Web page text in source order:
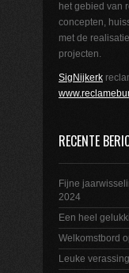
het gebied van
concepten,
met de
projecten.
SigNijkerk
RECENTE
Fijne
2024
Een heel
Welkomstbord
Leuke